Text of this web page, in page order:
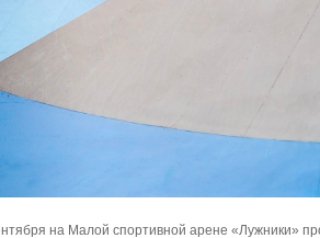
на Малой спортивной арене «Лужники»